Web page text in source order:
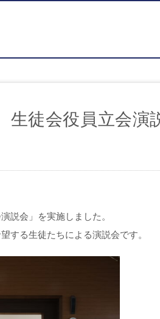
徒会役員立会演
説会」を実施しました。
する生徒たちによる演説会です。